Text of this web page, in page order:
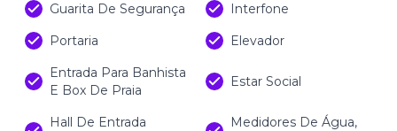
Guarita De Segurança
Interfone
Portaria
Elevador
Entrada Para Banhista
E Box De Praia
Estar Social
Hall De Entrada
Medidores De Água,